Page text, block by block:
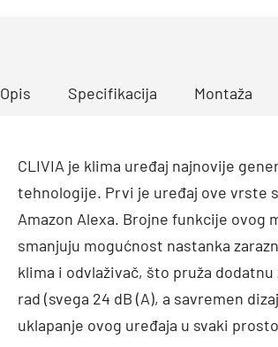
Opis Specifikacija Montaža
CLIVIA je klima uređaj najnovije
tehnologije. Prvi je uređaj ove vrste
Amazon Alexa. Brojne funkcije ovog
smanjuju mogućnost nastanka
klima i odvlaživač, što pruža
rad (svega 24 dB (A), a savremen
uklapanje ovog uređaja u svaki